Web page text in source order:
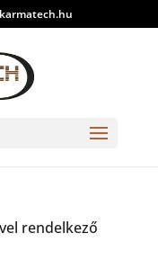
rendelkező